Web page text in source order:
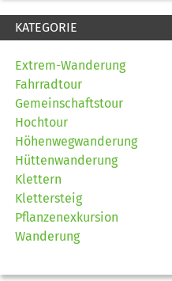
KATEGORIE
Extrem-Wanderung
Fahrradtour
Gemeinschaftstour
Hochtour
Höhenwegwanderung
Hüttenwanderung
Klettern
Klettersteig
Pflanzenexkursion
Wanderung